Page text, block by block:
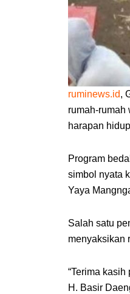
ruminews.id,
rumah-rumah
harapan
Program
simbol nyata
Yaya
Salah satu
menyaksikan
“Terima
H. Basir